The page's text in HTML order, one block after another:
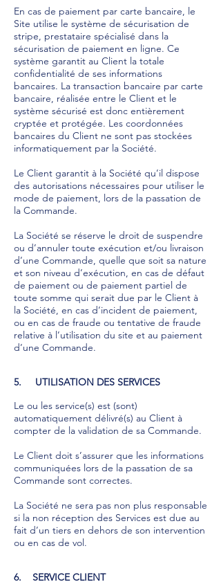
En cas de paiement par carte bancaire, le
Site utilise le système de sécurisation de
stripe, prestataire spécialisé dans la
sécurisation de paiement en ligne. Ce
système garantit au Client la totale
confidentialité de ses informations
bancaires. La transaction bancaire par carte
bancaire, réalisée entre le Client et le
système sécurisé est donc entièrement
cryptée et protégée. Les coordonnées
bancaires du Client ne sont pas stockées
informatiquement par la Société.
Le Client garantit à la Société qu’il dispose
des autorisations nécessaires pour utiliser le
mode de paiement, lors de la passation de
la Commande.
La Société se réserve le droit de suspendre
ou d’annuler toute exécution et/ou livraison
d’une Commande, quelle que soit sa nature
et son niveau d’exécution, en cas de défaut
de paiement ou de paiement partiel de
toute somme qui serait due par le Client à
la Société, en cas d’incident de paiement,
ou en cas de fraude ou tentative de fraude
relative à l’utilisation du site et au paiement
d’une Commande.
5. UTILISATION DES SERVICES
Le ou les service(s) est (sont)
automatiquement délivré(s) au Client à
compter de la validation de sa Commande.
Le Client doit s’assurer que les informations
communiquées lors de la passation de sa
Commande sont correctes.
La Société ne sera pas non plus responsable
si la non réception des Services est due au
fait d’un tiers en dehors de son intervention
ou en cas de vol.
6. SERVICE CLIENT